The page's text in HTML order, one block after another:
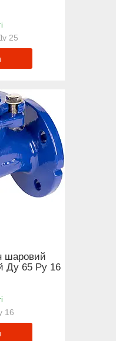
25
шаровий
Ду 65 Ру 16
16